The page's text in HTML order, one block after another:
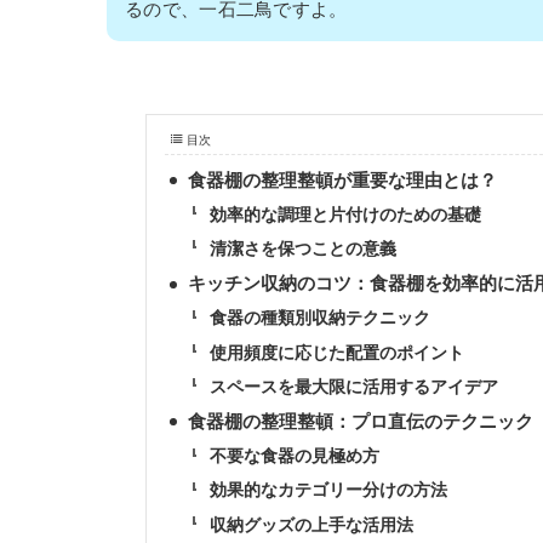
るので、一石二鳥ですよ。
目次
食器棚の整理整頓が重要な理由とは？
効率的な調理と片付けのための基礎
清潔さを保つことの意義
キッチン収納のコツ：食器棚を効率的に活
食器の種類別収納テクニック
使用頻度に応じた配置のポイント
スペースを最大限に活用するアイデア
食器棚の整理整頓：プロ直伝のテクニック
不要な食器の見極め方
効果的なカテゴリー分けの方法
収納グッズの上手な活用法